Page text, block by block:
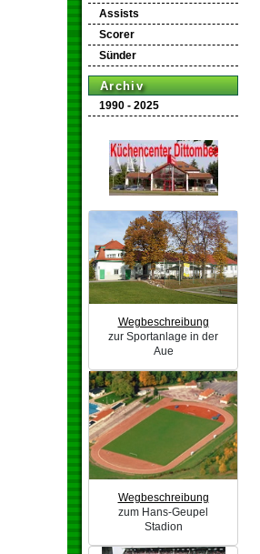
Assists
Scorer
Sünder
Archiv
1990 - 2025
Wegbeschreibung
zur Sportanlage in der
Aue
Wegbeschreibung
zum Hans-Geupel
Stadion